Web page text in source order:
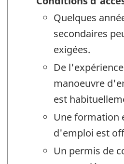
Quelques
secondaires
exigées.
De
manoeuvre
est
Une formation
d'emploi est
Un permis de